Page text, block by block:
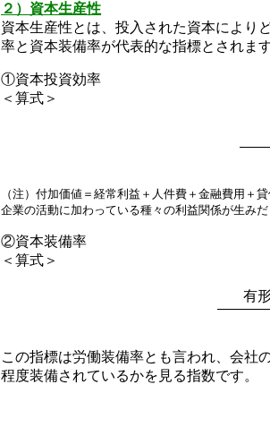
２）資本生産性
資本生産性とは、投入された資本により
率と資本装備率が代表的な指標とされま
①資本投資効率
＜算式＞
（注）付加価値＝経常利益＋人件費＋金融費用＋
企業の活動に加わっている種々の利益関係が生み
②資本装備率
＜算式＞
有
この指標は労働装備率とも言われ、会社
程度装備されているかを見る指数です。